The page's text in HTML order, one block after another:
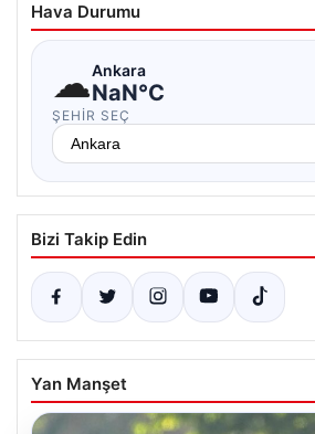
Hava Durumu
☁Ankara
NaN°C
ŞEHIR SEÇ
Bizi Takip Edin
Yan Manşet